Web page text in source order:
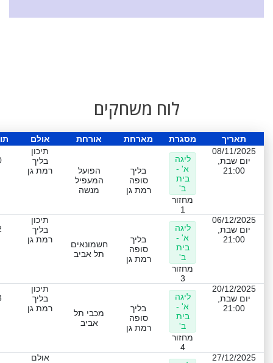
לוח משחקים
תאריך מסגרת מארחת אורחת אולם
08/11/2025
יום שבת,
21:00
ליגה
א' -
בית
ב'
מחזור
1
בליך
סופה
רמת גן
הפועל
המעפיל
מנשה
תיכון
בליך
רמת גן
06/12/2025
יום שבת,
21:00
ליגה
א' -
בית
ב'
מחזור
3
בליך
סופה
רמת גן
חשמונאים
תל אביב
תיכון
בליך
רמת גן
20/12/2025
יום שבת,
21:00
ליגה
א' -
בית
ב'
מחזור
4
בליך
סופה
רמת גן
מכבי תל
אביב
תיכון
בליך
רמת גן
27/12/2025
אולם